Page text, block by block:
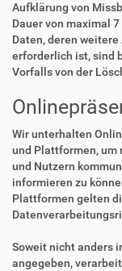
Aufklärung von
Dauer von maximal
Daten, deren
erforderlich ist, sind
Vorfalls von der
Wir unterhalten
und Plattformen, um
und Nutzern
informieren zu
Plattformen gelten
Soweit nicht anders
angegeben,